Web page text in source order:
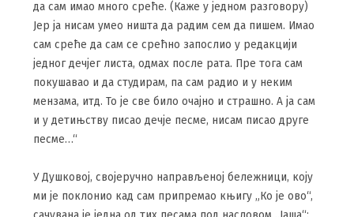
да сам имао много среће. (Каже у једном разговору)
Јер ја нисам умео ништа да радим сем да пишем. Имао
сам среће да сам се срећно запослио у редакцији
једног дечјег листа, одмах после рата. Пре тога сам
покушавао и да студирам, па сам радио и у неким
мензама, итд. То је све било очајно и страшно. А ја сам
и у детињству писао дечје песме, нисам писао друге
песме…“
У Душковој, својеручно направљеној бележници, коју
ми је поклонио кад сам припремао књигу „Ко је ово“,